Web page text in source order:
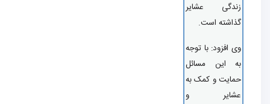
عشایر
است.
افزود: با توجه
این مسائل
و کمک به
و